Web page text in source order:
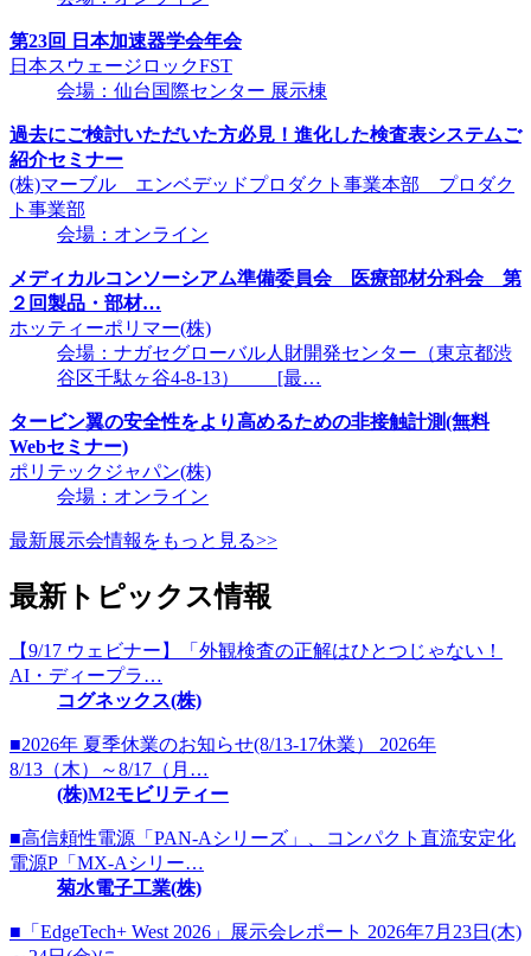
第23回 日本加速器学会年会
日本スウェージロックFST
会場：仙台国際センター 展示棟
過去にご検討いただいた方必見！進化した検査表システムご
紹介セミナー
(株)マーブル エンベデッドプロダクト事業本部 プロダク
ト事業部
会場：オンライン
メディカルコンソーシアム準備委員会 医療部材分科会 第
２回製品・部材…
ホッティーポリマー(株)
会場：ナガセグローバル人財開発センター（東京都渋
谷区千駄ヶ谷4-8-13） [最…
タービン翼の安全性をより高めるための非接触計測(無料
Webセミナー)
ポリテックジャパン(株)
会場：オンライン
最新展示会情報をもっと見る>>
最新トピックス情報
【9/17 ウェビナー】「外観検査の正解はひとつじゃない！
AI・ディープラ…
コグネックス(株)
■2026年 夏季休業のお知らせ(8/13-17休業） 2026年
8/13（木）～8/17（月…
(株)M2モビリティー
■高信頼性電源「PAN-Aシリーズ」、コンパクト直流安定化
電源P「MX-Aシリー…
菊水電子工業(株)
■「EdgeTech+ West 2026」展示会レポート 2026年7月23日(木)